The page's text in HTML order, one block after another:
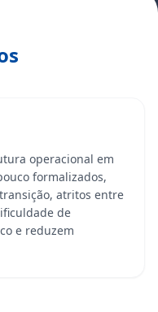
operacional em
formalizados,
atritos entre
de
e reduzem